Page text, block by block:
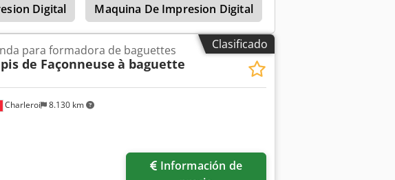
Digital Maquina De Impresion Digital
Clasificado
Charleroi 8.130 km
para formadora de baguettes
de Façonneuse à baguette